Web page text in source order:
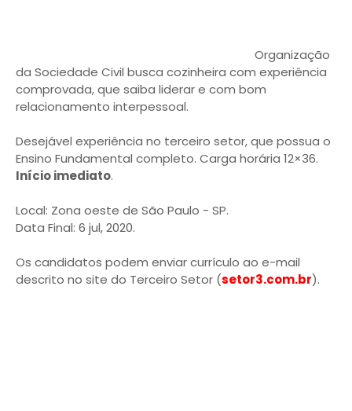
Organização
da Sociedade Civil busca cozinheira com experiência
comprovada, que saiba liderar e com bom
relacionamento interpessoal.
Desejável experiência no terceiro setor, que possua o
Ensino Fundamental completo. Carga horária 12×36.
Início imediato.
Local: Zona oeste de São Paulo - SP.
Data Final: 6 jul, 2020.
Os candidatos podem enviar currículo ao e-mail
descrito no site do Terceiro Setor (setor3.com.br).